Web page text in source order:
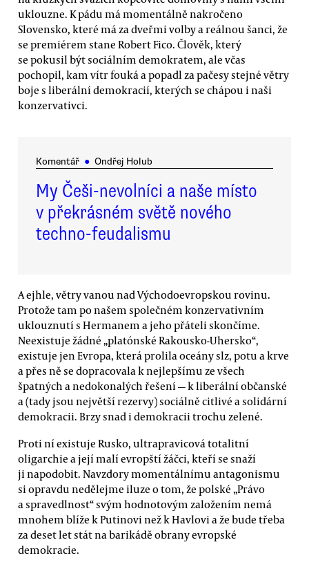
uklouzne. K pádu má momentálně nakročeno
Slovensko, které má za dveřmi volby a reálnou šanci, že
se premiérem stane Robert Fico. Člověk, který
se pokusil být sociálním demokratem, ale včas
pochopil, kam vítr fouká a popadl za pačesy stejné větry
boje s liberální demokracií, kterých se chápou i naši
konzervativci.
Komentář ● Ondřej Holub
My Češi-nevolníci a naše místo
v překrásném světě nového
techno-feudalismu
A ejhle, větry vanou nad Východoevropskou rovinu.
Protože tam po našem společném konzervativním
uklouznutí s Hermanem a jeho přáteli skončíme.
Neexistuje žádné „platónské Rakousko-Uhersko“,
existuje jen Evropa, která prolila oceány slz, potu a krve
a přes ně se dopracovala k nejlepšímu ze všech
špatných a nedokonalých řešení — k liberální občanské
a (tady jsou největší rezervy) sociálně citlivé a solidární
demokracii. Brzy snad i demokracii trochu zelené.
Proti ní existuje Rusko, ultrapravicová totalitní
oligarchie a její malí evropští žáčci, kteří se snaží
ji napodobit. Navzdory momentálnímu antagonismu
si opravdu nedělejme iluze o tom, že polské „Právo
a spravedlnost“ svým hodnotovým založením nemá
mnohem blíže k Putinovi než k Havlovi a že bude třeba
za deset let stát na barikádě obrany evropské
demokracie.